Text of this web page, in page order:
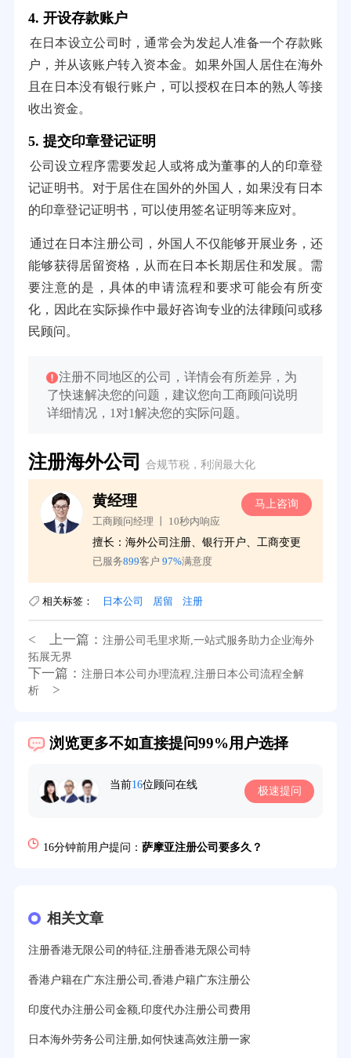
4. 开设存款账户
在日本设立公司时，通常会为发起人准备一个存款账
户，并从该账户转入资本金。如果外国人居住在海外
且在日本没有银行账户，可以授权在日本的熟人等接
收出资金。
5. 提交印章登记证明
公司设立程序需要发起人或将成为董事的人的印章登
记证明书。对于居住在国外的外国人，如果没有日本
的印章登记证明书，可以使用签名证明等来应对。
通过在日本注册公司，外国人不仅能够开展业务，还
能够获得居留资格，从而在日本长期居住和发展。需
要注意的是，具体的申请流程和要求可能会有所变
化，因此在实际操作中最好咨询专业的法律顾问或移
民顾问。
注册不同地区的公司，详情会有所差异，为
了快速解决您的问题，建议您向工商顾问说明
详细情况，1对1解决您的实际问题。
注册海外公司 合规节税，利润最大化
黄经理
工商顾问经理 丨 10秒内响应
擅长：海外公司注册、银行开户、工商变更
已服务899客户 97%满意度
马上咨询
相关标签： 日本公司 居留 注册
< 上一篇： 注册公司毛里求斯,一站式服务助力企业海外
拓展无界
下一篇： 注册日本公司办理流程,注册日本公司流程全解
析>
浏览更多不如直接提问99%用户选择
当前16位顾问在线 极速提问
39分钟前用户提问：
6分钟前用户提问：注册香港公司需要哪些条件？
8分钟前用户提问：开曼公司财报要审计吗？
16分钟前用户提问： 萨摩亚注册公司要多久？
31分钟前用户提问： 在迪拜注册公司需要什么条件？
相关文章
注册香港无限公司的特征,注册香港无限公司特
香港户籍在广东注册公司,香港户籍广东注册公
印度代办注册公司金额,印度代办注册公司费用
日本海外劳务公司注册,如何快速高效注册一家